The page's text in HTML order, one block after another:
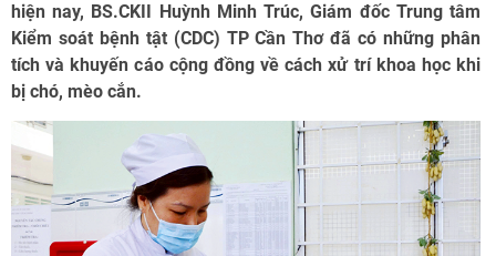
hiện nay, BS.CKII Huỳnh Minh Trúc, Giám đốc Trung tâm
Kiểm soát bệnh tật (CDC) TP Cần Thơ đã có những phân
tích và khuyến cáo cộng đồng về cách xử trí khoa học khi
bị chó, mèo cắn.